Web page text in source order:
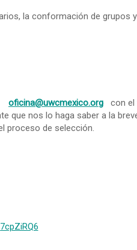
la conformación de grupos
oficina@uwcmexico.org con el
que nos lo haga saber a la
proceso de selección.